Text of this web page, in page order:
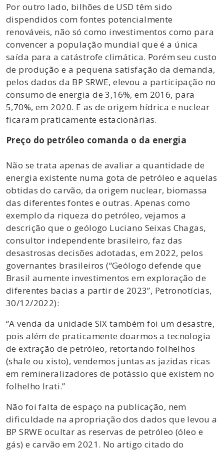
Por outro lado, bilhões de USD têm sido
dispendidos com fontes potencialmente
renováveis, não só como investimentos como para
convencer a população mundial que é a única
saída para a catástrofe climática. Porém seu custo
de produção e a pequena satisfação da demanda,
pelos dados da BP SRWE, elevou a participação no
consumo de energia de 3,16%, em 2016, para
5,70%, em 2020. E as de origem hídrica e nuclear
ficaram praticamente estacionárias.
Preço do petróleo comanda o da energia
Não se trata apenas de avaliar a quantidade de
energia existente numa gota de petróleo e aquelas
obtidas do carvão, da origem nuclear, biomassa
das diferentes fontes e outras. Apenas como
exemplo da riqueza do petróleo, vejamos a
descrição que o geólogo Luciano Seixas Chagas,
consultor independente brasileiro, faz das
desastrosas decisões adotadas, em 2022, pelos
governantes brasileiros (“Geólogo defende que
Brasil aumente investimentos em exploração de
diferentes bacias a partir de 2023”, Petronotícias,
30/12/2022):
“A venda da unidade SIX também foi um desastre,
pois além de praticamente doarmos a tecnologia
de extração de petróleo, retortando folhelhos
(shale ou xisto), vendemos juntas as jazidas ricas
em remineralizadores de potássio que existem no
folhelho Irati.”
Não foi falta de espaço na publicação, nem
dificuldade na apropriação dos dados que levou a
BP SRWE ocultar as reservas de petróleo (óleo e
gás) e carvão em 2021. No artigo citado do